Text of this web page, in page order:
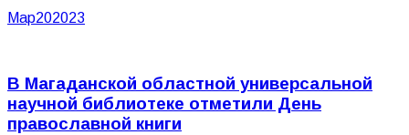
Мар202023
В Магаданской областной универсальной
научной библиотеке отметили День
православной книги